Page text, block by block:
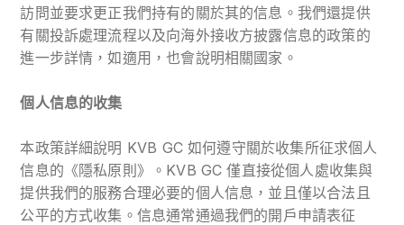
訪問並要求更正我們持有的關於其的信息。我們還提供
有關投訴處理流程以及向海外接收方披露信息的政策的
進一步詳情，如適用，也會說明相關國家。
個人信息的收集
本政策詳細說明 KVB GC 如何遵守關於收集所征求個人
信息的《隱私原則》。KVB GC 僅直接從個人處收集與
提供我們的服務合理必要的個人信息，並且僅以合法且
公平的方式收集。信息通常通過我們的開戶申請表征